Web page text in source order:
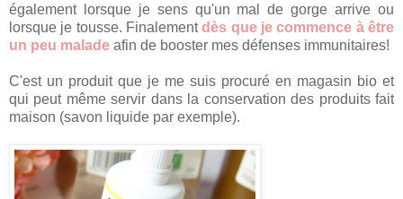
également lorsque je sens qu'un mal de gorge arrive ou
lorsque je tousse. Finalementdès que je commence à être
un peu malade afin de booster mes défenses immunitaires!
C'est un produit que je me suis procuré en magasin bio et
qui peut même servir dans la conservation des produits fait
maison (savon liquide par exemple).